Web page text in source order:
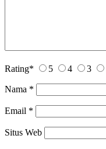
Rating* 5 4 3
Nama *
Email *
Situs Web